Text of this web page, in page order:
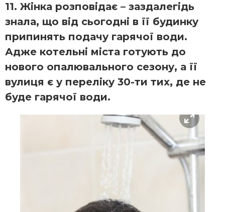
11. Жінка розповідає – заздалегідь
знала, що від сьогодні в її будинку
припинять подачу гарячої води.
Адже котельні міста готують до
нового опалювального сезону, а її
вулиця є у переліку 30-ти тих, де не
буде гарячої води.